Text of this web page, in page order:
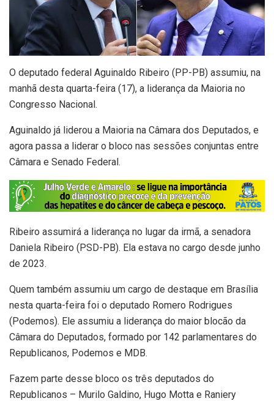
O deputado federal Aguinaldo Ribeiro (PP-PB) assumiu, na
manhã desta quarta-feira (17), a liderança da Maioria no
Congresso Nacional.
Aguinaldo já liderou a Maioria na Câmara dos Deputados, e
agora passa a liderar o bloco nas sessões conjuntas entre
Câmara e Senado Federal.
Ribeiro assumirá a liderança no lugar da irmã, a senadora
Daniela Ribeiro (PSD-PB). Ela estava no cargo desde junho
de 2023.
Quem também assumiu um cargo de destaque em Brasília
nesta quarta-feira foi o deputado Romero Rodrigues
(Podemos). Ele assumiu a liderança do maior blocão da
Câmara do Deputados, formado por 142 parlamentares do
Republicanos, Podemos e MDB.
Fazem parte desse bloco os três deputados do
Republicanos – Murilo Galdino, Hugo Motta e Raniery